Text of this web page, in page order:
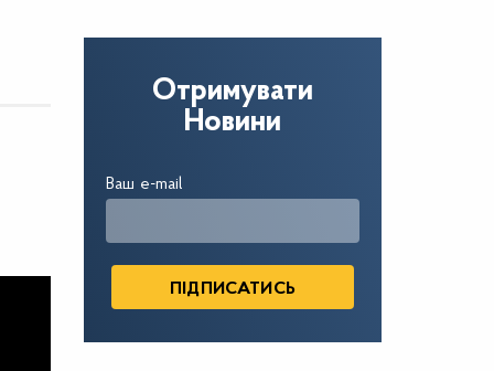
Отримувати
Новини
Ваш e-mail